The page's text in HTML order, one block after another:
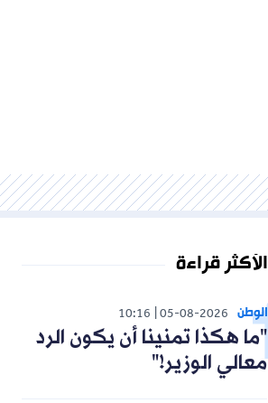
الأكثر قراءة
الوطن 05-08-2026
10:16
"ما هكذا تمنينا أن يكون الرد
معالي الوزير!"